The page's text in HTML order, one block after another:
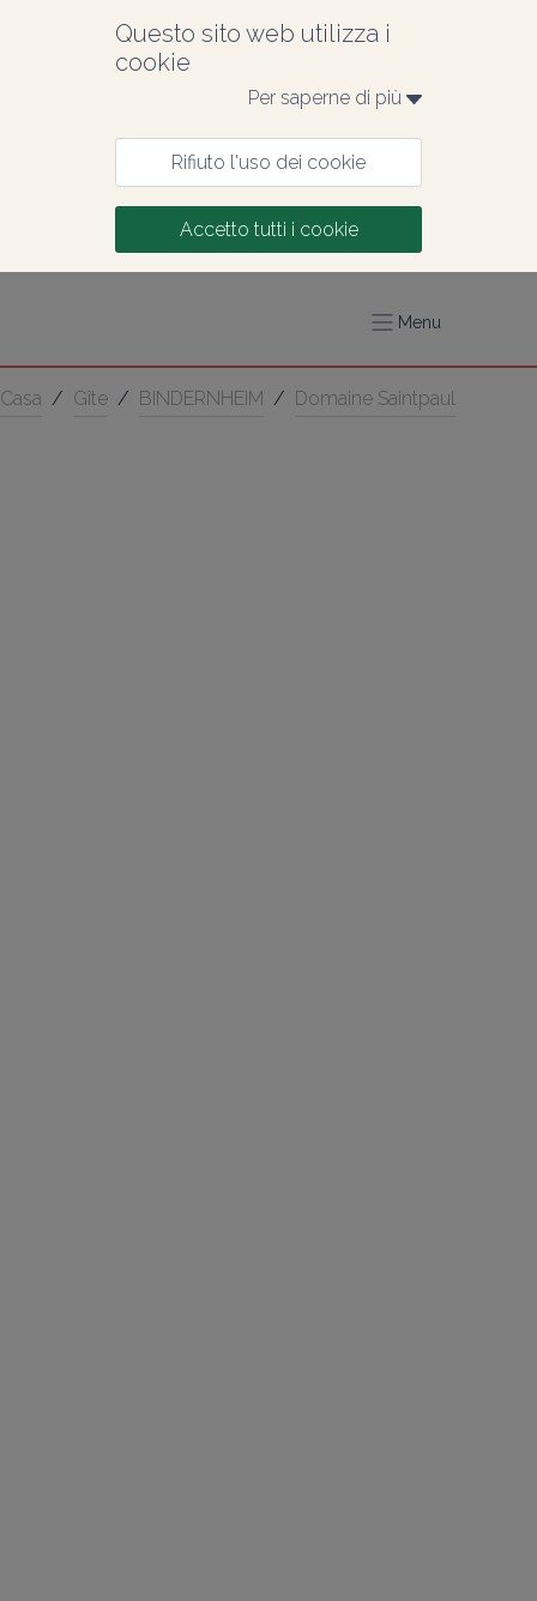
Questo sito web utilizza i
cookie
Per saperne di più
Rifiuto l'uso dei cookie
Accetto tutti i cookie
Menu
Casa / Gîte / BINDERNHEIM / Domaine Saintpaul